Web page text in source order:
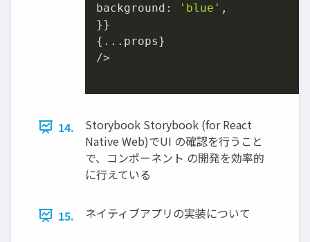
background:
'blue' ,
}}
{...props}
/>
14.
Storybook Storybook (for React
Native Web)でUI の確認を行うこと
で、コンポーネント の開発を効率的
に行えている
15. ネイティブアプリの実装について